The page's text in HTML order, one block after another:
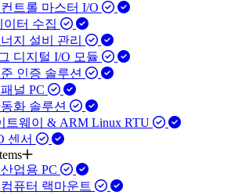
트롤 마스터 I/O
터 수집
지 설비 관리
디지털 I/O 모듈
인증 솔루션
널 PC
화 솔루션
트웨이 & ARM Linux RTU
센서
업용 PC
퓨터 랙마운트